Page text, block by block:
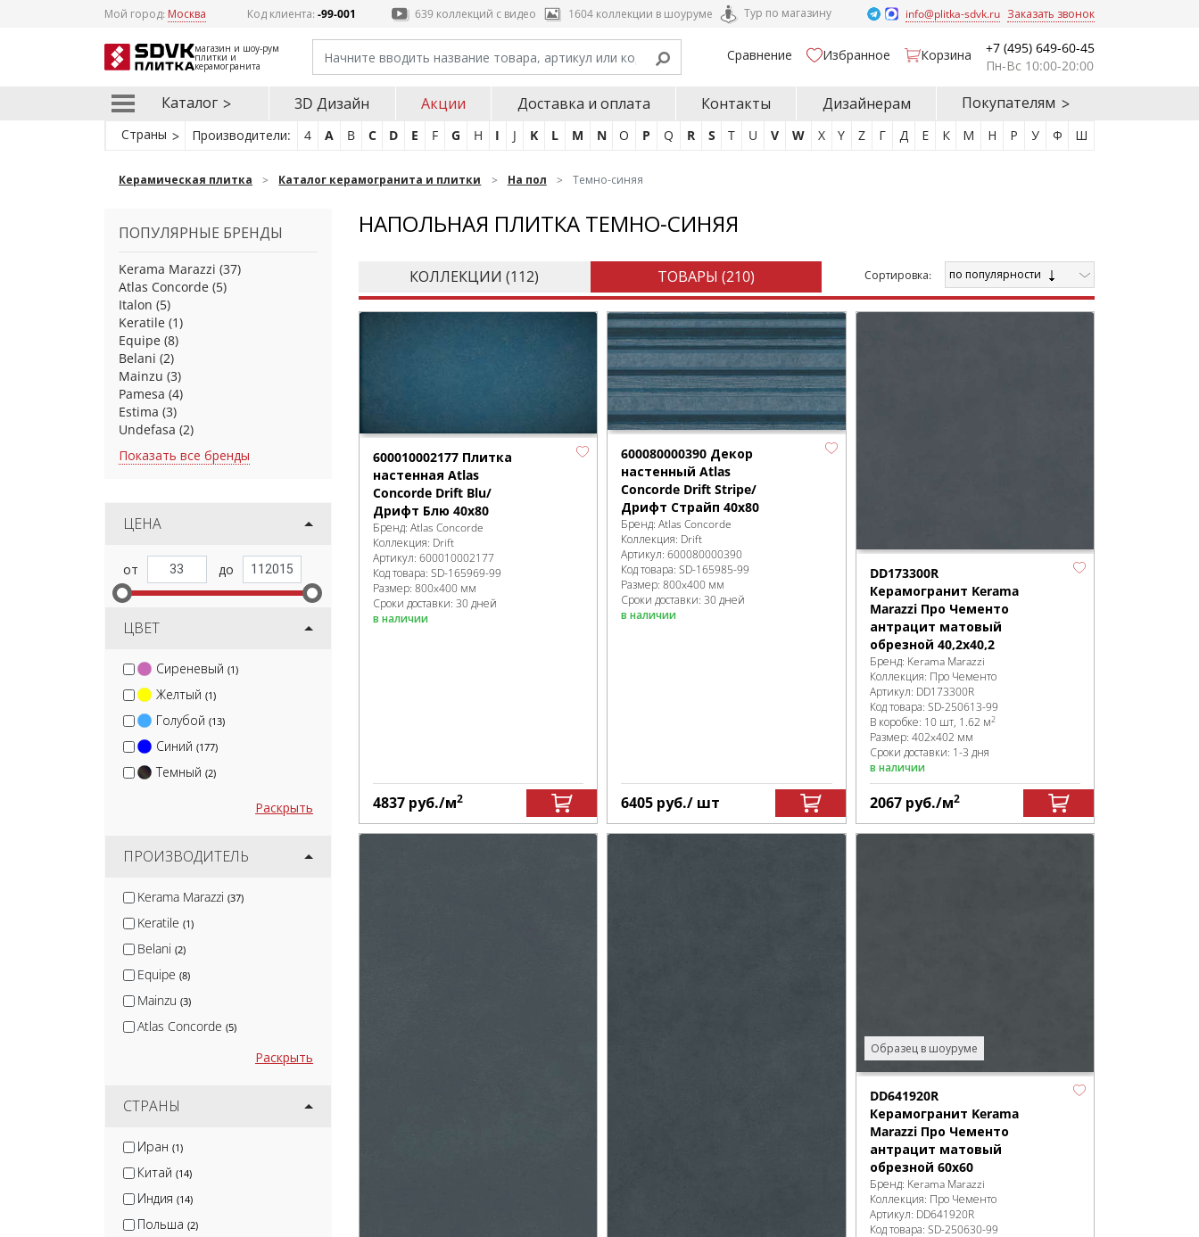
Мой город: Москва Код клиента:-99-001 639 коллекций с видео 1604 коллекции в шоуруме Тур по магазину info@plitka-sdvk.ru Заказать звонок
магазин и шоу-рум
плитки и
керамогранита
Сравнение Избранное Корзина
+7 (495) 649-60-45
Пн-Вс 10:00-20:00
Каталог 3D Дизайн Акции Доставка и оплата Контакты Дизайнерам Покупателям
Страны Производители: 4 A B C D E F G H I J K L M N O P Q R S T U V W X Y Z Г Д Е К М Н Р У Ф Ш
Керамическая плитка Каталог керамогранита и плитки На пол Темно-синяя
ПОПУЛЯРНЫЕ БРЕНДЫ
Kerama Marazzi (37)
Atlas Concorde (5)
Italon (5)
Keratile (1)
Equipe (8)
Belani (2)
Mainzu (3)
Pamesa (4)
Estima (3)
Undefasa (2)
Показать все бренды
ЦЕНА
ЦВЕТ
Сиреневый (1)
Желтый (1)
Голубой (13)
Синий (177)
Темный (2)
Раскрыть
ПРОИЗВОДИТЕЛЬ
Kerama Marazzi (37)
Keratile (1)
Belani (2)
Equipe (8)
Mainzu (3)
Atlas Concorde (5)
Pamesa
Peronda
Bien Seramik
Раскрыть
СТРАНЫ
Иран (1)
Китай (14)
Индия (14)
Польша (2)
НАПОЛЬНАЯ ПЛИТКА ТЕМНО-СИНЯЯ
КОЛЛЕКЦИИ (112) ТОВАРЫ (210) Cортировка: по популярности
600010002177 Плитка
настенная Atlas
Concorde Drift Blu/
Дрифт Блю 40x80
Бренд: Atlas Concorde
Коллекция: Drift
Артикул: 600010002177
Код товара: SD-165969-99
Размер: 800x400 мм
Сроки доставки: 30 дней
в наличии
4837 руб./м2
600080000390 Декор
настенный Atlas
Concorde Drift Stripe/
Дрифт Страйп 40x80
Бренд:Atlas Concorde
Коллекция: Drift
Артикул:600080000390
Код товара:SD-165985-99
Размер:800x400 мм
Сроки доставки: 30 дней
в наличии
6405 руб./ шт
DD173300R
Керамогранит Kerama
Marazzi Про Чементо
антрацит матовый
обрезной 40,2x40,2
Бренд: Kerama Marazzi
Коллекция: Про Чементо
Артикул: DD173300R
Код товара: SD-250613-99
В коробке: 10 шт, 1.62 м2
Размер: 402x402 мм
Сроки доставки: 1-3 дня
в наличии
2067 руб./м2
Образец в шоуруме
DD641920R
Керамогранит Kerama
Marazzi Про Чементо
антрацит матовый
обрезной 60x60
Бренд: Kerama Marazzi
Коллекция: Про Чементо
Артикул: DD641920R
Код товара: SD-250630-99